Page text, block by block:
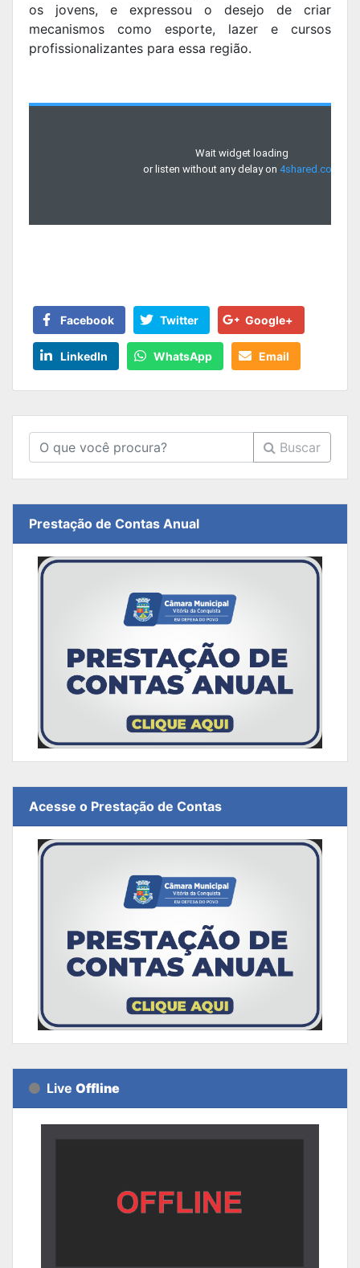
os jovens, e expressou o desejo de criar
mecanismos como esporte, lazer e cursos
profissionalizantes para essa região.
Facebook Twitter Google+
LinkedIn WhatsApp Email
Buscar
Prestação de Contas Anual
Acesse o Prestação de Contas
Live Offline